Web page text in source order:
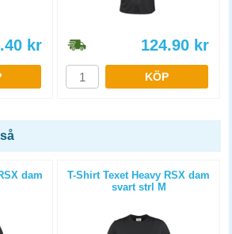
kr 124.90 kr
KÖP
dam
T-Shirt Texet Heavy RSX dam
svart strl M